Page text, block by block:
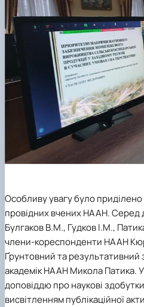
Особливу увагу було приділено
провідних вчених НААН. Серед
Булгаков В.М., Гудков І.М.,
члени-кореспонденти НААН
Ґрунтовний та результативний
академік НААН Микола Патика.
доповіддю про наукові
висвітленням публікаційної